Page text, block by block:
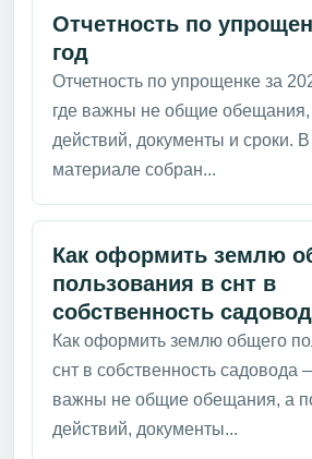
Отчетность по
год
Отчетность по упрощенке за
где важны не общие обещания,
действий, документы и сроки.
материале собран...
Как оформить землю
пользования в снт в
собственность
Как оформить землю общего
снт в собственность садовода
важны не общие обещания, а
действий, документы...